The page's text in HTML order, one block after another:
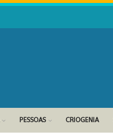
PESSOAS CRIOGENIA